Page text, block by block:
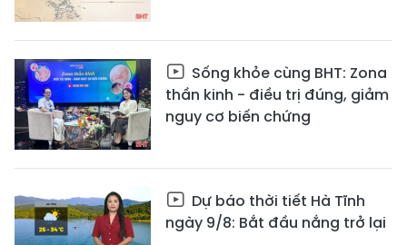
Sống khỏe cùng BHT: Zona
thần kinh - điều trị đúng, giảm
nguy cơ biến chứng
Dự báo thời tiết Hà Tĩnh
ngày 9/8: Bắt đầu nắng trở lại